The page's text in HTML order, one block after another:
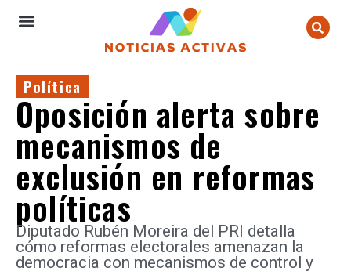
Política
Oposición alerta sobre
mecanismos de
exclusión en reformas
políticas
Diputado Rubén Moreira del PRI detalla
cómo reformas electorales amenazan la
democracia con mecanismos de control y